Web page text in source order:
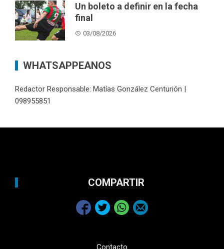
Un boleto a definir en la fecha
final
03/08/2026
WHATSAPPEANOS
Redactor Responsable: Matías González Centurión |
098955851
COMPARTIR
Contacto